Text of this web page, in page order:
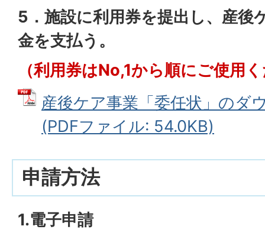
5．施設に利用券を提出し、産後
金を支払う。
（利用券はNo,1から順にご使用
産後ケア事業「委任状」のダ
(PDFファイル: 54.0KB)
申請方法
1.電子申請